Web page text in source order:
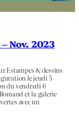
Nov. 2023
Estampes & dessins
le jeudi 5
du vendredi 6
et la galerie
avec un